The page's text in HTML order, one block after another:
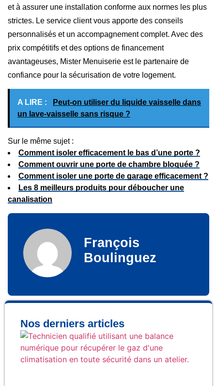
et à assurer une installation conforme aux normes les plus
strictes. Le service client vous apporte des conseils
personnalisés et un accompagnement complet. Avec des
prix compétitifs et des options de financement
avantageuses, Mister Menuiserie est le partenaire de
confiance pour la sécurisation de votre logement.
A LIRE :
Peut-on utiliser du liquide vaisselle dans
un lave-vaisselle sans risque ?
Sur le même sujet :
Comment isoler efficacement le bas d’une porte ?
Comment ouvrir une porte de chambre bloquée ?
Comment isoler une porte de garage efficacement ?
Les 8 meilleurs produits pour déboucher une
canalisation
François
Boulinguez
Nos derniers articles